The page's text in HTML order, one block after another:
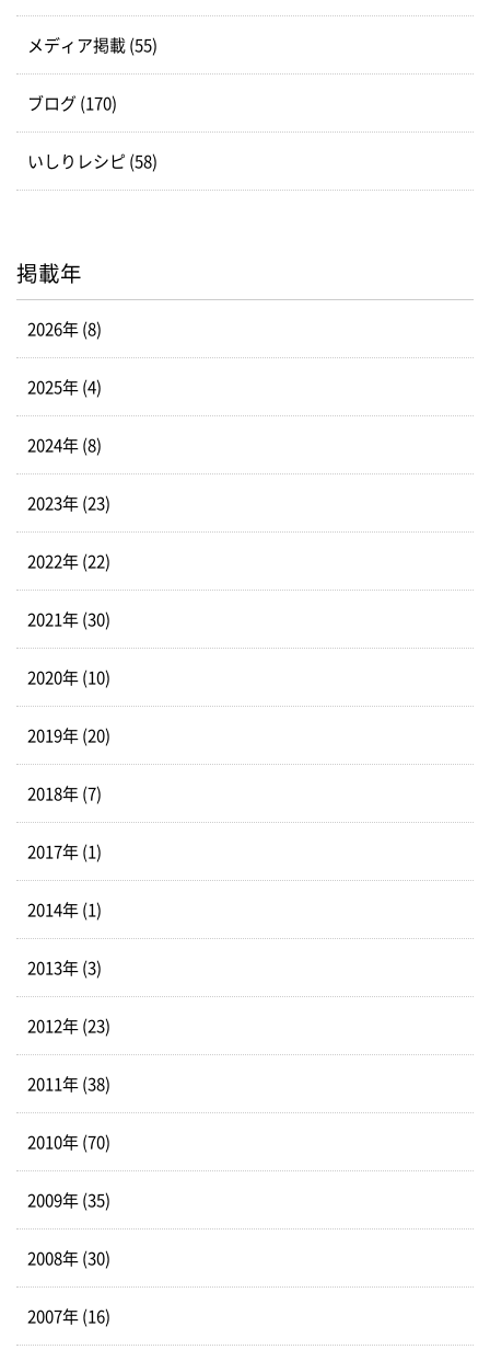
メディア掲載 (55)
ブログ (170)
いしりレシピ (58)
掲載年
2026年 (8)
2025年 (4)
2024年 (8)
2023年 (23)
2022年 (22)
2021年 (30)
2020年 (10)
2019年 (20)
2018年 (7)
2017年 (1)
2014年 (1)
2013年 (3)
2012年 (23)
2011年 (38)
2010年 (70)
2009年 (35)
2008年 (30)
2007年 (16)